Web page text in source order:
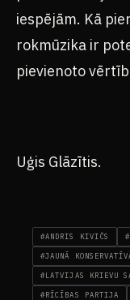
iespējām. Kā
rokmūzika ir
pievienoto
Uģis Glāzītis.
#ANDRIS KIVIČS
#JAUNĀ
#LATVIJAS KRIEVU
#RĪCĪBAS PARTIJA